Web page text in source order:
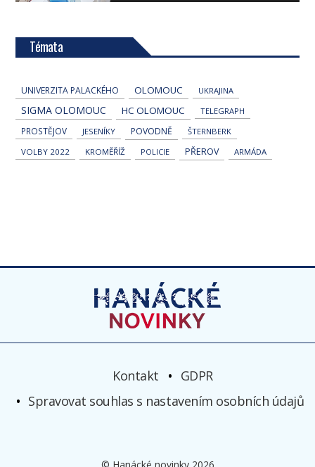
Témata
UNIVERZITA PALACKÉHO OLOMOUC UKRAJINA
SIGMA OLOMOUC HC OLOMOUC TELEGRAPH
PROSTĚJOV JESENÍKY POVODNĚ
ŠTERNBERK
VOLBY 2022
KROMĚŘÍŽ POLICIE PŘEROV ARMÁDA
Kontakt
GDPR
Spravovat souhlas s nastavením osobních údajů